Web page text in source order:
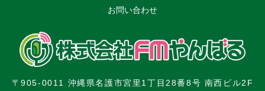
お問い合わせ
〒905-0011 沖縄県名護市宮里1丁目28番8号 南西ビル2F